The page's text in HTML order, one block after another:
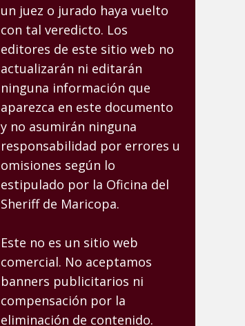
un juez o jurado haya vuelto
con tal veredicto. Los
editores de este sitio web no
actualizarán ni editarán
ninguna información que
aparezca en este documento
y no asumirán ninguna
responsabilidad por errores u
omisiones según lo
estipulado por la Oficina del
Sheriff de Maricopa.
Este no es un sitio web
comercial. No aceptamos
banners publicitarios ni
compensación por la
eliminación de contenido.